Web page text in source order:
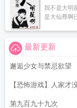
我不是大明
是大仙尊啊
最新更新
邂逅少女与禁忌欲望
【恐怖游戏】人家才
第九百九十九次